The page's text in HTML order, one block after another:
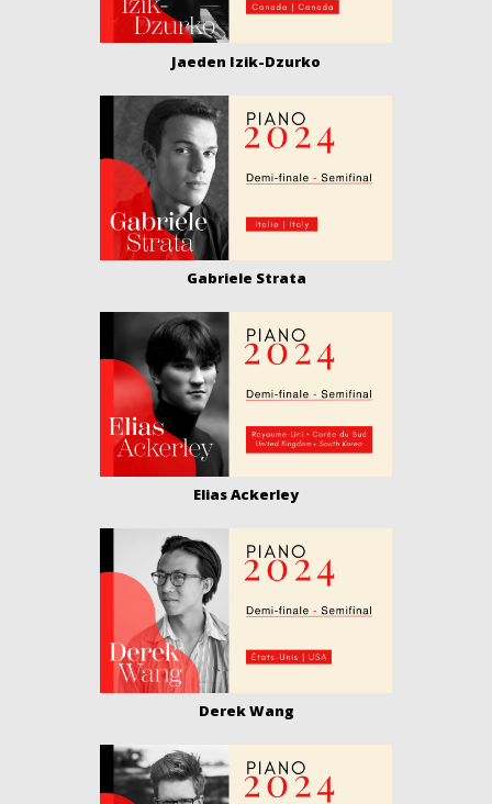
Jaeden Izik-Dzurko
Gabriele Strata
Elias Ackerley
Derek Wang